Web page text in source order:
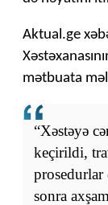
Aktual.ge
mətbuata
“Xəstəyə
keçirildi,
sonra